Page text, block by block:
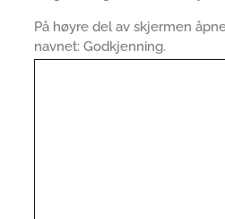
På høyre del av skjermen
navnet: Godkjenning.